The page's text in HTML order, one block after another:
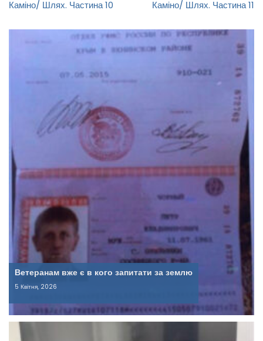
Каміно/ Шлях. Частина 10 Каміно/ Шлях. Частина 11
Ветеранам вже є в кого запитати за землю
5 Квітня, 2026